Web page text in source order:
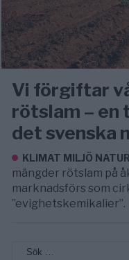
Vi förgiftar
rötslam – en
det svenska
KLIMAT MILJÖ NATUR
mängder rötslam på
marknadsförs som
”evighetskemikalier”.